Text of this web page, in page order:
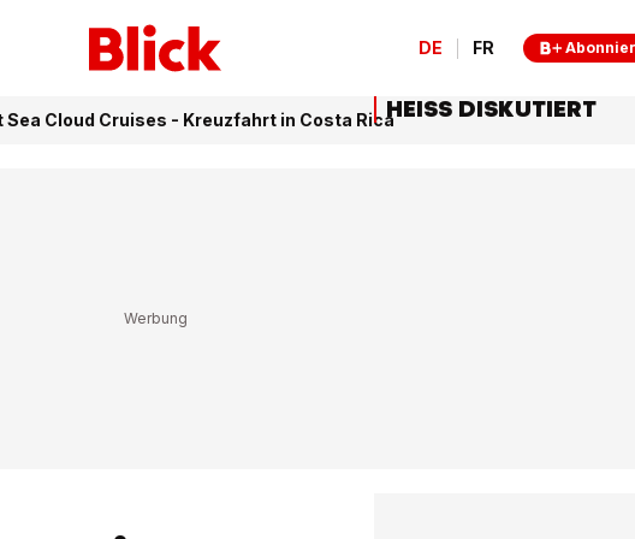
DE FR
Sea Cloud Cruises - Kreuzfahrt in Costa RicaHEISS DISKUTIERT